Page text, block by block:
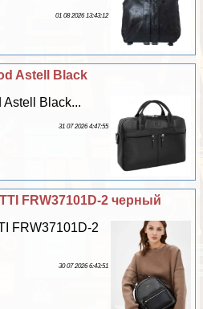
01 08 2026 13:43:12
Astell Black
Black...
31 07 2026 4:47:55
FRW37101D-2 черный
FRW37101D-2
30 07 2026 6:43:51